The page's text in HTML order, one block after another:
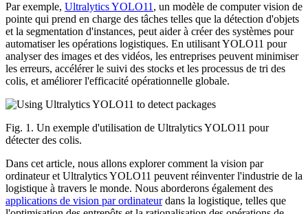
Par exemple, Ultralytics YOLO11 , un modèle de computer vision de
pointe qui prend en charge des tâches telles que la détection d'objets
et la segmentation d'instances, peut aider à créer des systèmes pour
automatiser les opérations logistiques. En utilisant YOLO11 pour
analyser des images et des vidéos, les entreprises peuvent minimiser
les erreurs, accélérer le suivi des stocks et les processus de tri des
colis, et améliorer l'efficacité opérationnelle globale.
Fig. 1. Un exemple d'utilisation de Ultralytics YOLO11 pour
détecter des colis.
Dans cet article, nous allons explorer comment la vision par
ordinateur et Ultralytics YOLO11 peuvent réinventer l'industrie de la
logistique à travers le monde. Nous aborderons également des
applications de vision par ordinateurdans la logistique, telles que